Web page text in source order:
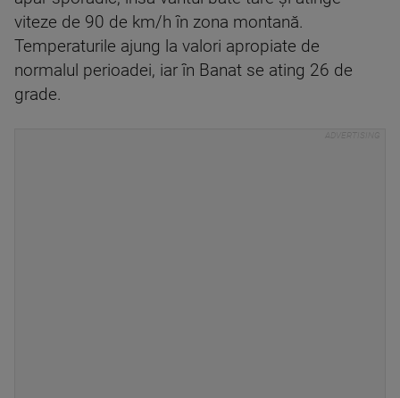
viteze de 90 de km/h în zona montană.
Temperaturile ajung la valori apropiate de
normalul perioadei, iar în Banat se ating 26 de
grade.